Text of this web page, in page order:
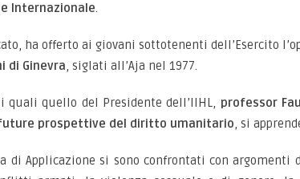
Internazionale.
ha offerto ai giovani sottotenenti dell’Esercito
di Ginevra, siglati all’Aja nel 1977.
quello del Presidente dell’IIHL, professor
prospettive del diritto umanitario, si
di Applicazione si sono confrontati con